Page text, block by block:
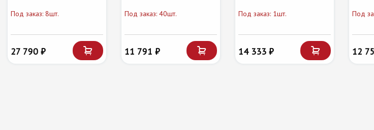
Под заказ: 8шт.
27 790 ₽
Под заказ: 40шт.
11 791 ₽
Под заказ: 1шт.
14 333 ₽
Под
12